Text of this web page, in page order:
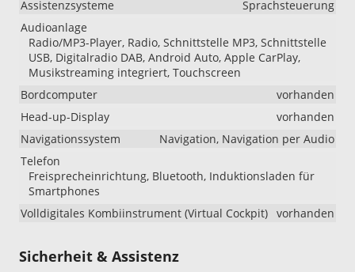
Assistenzsysteme
Sprachsteuerung
Audioanlage
Radio/MP3-Player, Radio, Schnittstelle MP3, Schnittstelle
USB, Digitalradio DAB, Android Auto, Apple CarPlay,
Musikstreaming integriert, Touchscreen
Bordcomputer
vorhanden
Head-up-Display
vorhanden
Navigationssystem
Navigation, Navigation per Audio
Telefon
Freisprecheinrichtung, Bluetooth, Induktionsladen für
Smartphones
Volldigitales Kombiinstrument (Virtual Cockpit) vorhanden
Sicherheit & Assistenz